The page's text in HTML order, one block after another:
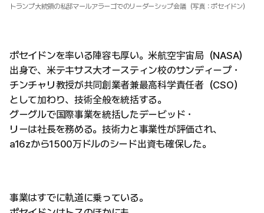
トランプ大統領の私邸マールアラーゴでのリーダーシップ会議（写真：ポセイドン）
ポセイドンを率いる陣容も厚い。米航空宇宙局（NASA）
出身で、米テキサス大オースティン校のサンディープ・
チンチャリ教授が共同創業者兼最高科学責任者（CSO）
として加わり、技術全般を統括する。
グーグルで国際事業を統括したデービッド・
リーは社長を務める。技術力と事業性が評価され、
a16zから1500万ドルのシード出資も確保した。
事業はすでに軌道に乗っている。